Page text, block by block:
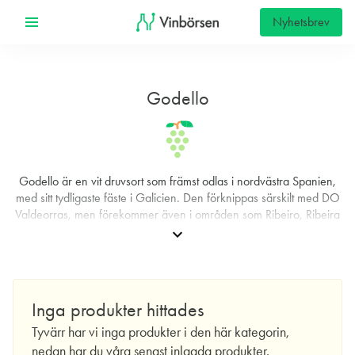
Nyhetsbrev
Godello
Godello är en vit druvsort som främst odlas i nordvästra Spanien,
med sitt tydligaste fäste i Galicien. Den förknippas särskilt med DO
Valdeorras, men förekommer även i områden som Ribeiro, Ribeira
Sacra, Monterrei och i närliggande Bierzo. Druvan uppskattas för
fått en renässans i Spanien, och anses i dag vara en av de mest
terroirdrivna vita viner.
Ursprunget diskuteras fortfarande. En ofta återgiven uppgift spårar
expand_more
Inga produkter hittades
Tyvärr har vi inga produkter i den här kategorin,
nedan har du våra senast inlagda produkter.